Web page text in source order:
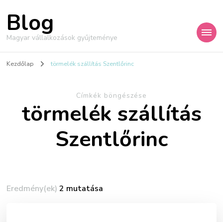
Blog
Magyar vállalkozások gyűjteménye
Kezdőlap törmelék szállítás Szentlőrinc
Címkék böngészése
törmelék szállítás
Szentlőrinc
Eredmény(ek)2 mutatása